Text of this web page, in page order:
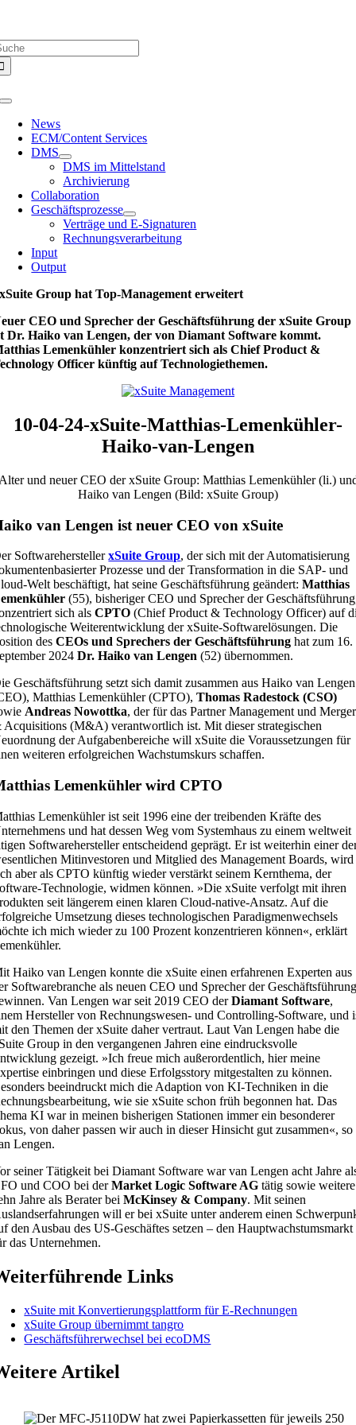
springen
Toggle
Navigation
News
ECM/Content Services
DMS
DMS im Mittelstand
Archivierung
Collaboration
Geschäftsprozesse
Verträge und E-Signaturen
Rechnungsverarbeitung
Input
Output
xSuite Group hat Top-Management erweitert
CEO und Sprecher der Geschäftsführung der xSuite Group
Dr. Haiko van Lengen, der von Diamant Software kommt.
Lemenkühler konzentriert sich als Chief Product &
Officer künftig auf Technologiethemen.
10-04-24-xSuite-Matthias-Lemenkühler-
Haiko-van-Lengen
und neuer CEO der xSuite Group: Matthias Lemenkühler (li.)
Haiko van Lengen (Bild: xSuite Group)
van Lengen ist neuer CEO von xSuite
SoftwareherstellerxSuite Group, der sich mit der Automatisierung
Prozesse und der Transformation in die SAP- und
Welt beschäftigt, hat seine Geschäftsführung geändert:Matthias
(55), bisheriger CEO und Sprecher der
sich alsCPTO (Chief Product & Technology Officer) auf
Weiterentwicklung der xSuite-Softwarelösungen. Die
desCEOs und Sprechers der Geschäftsführung hat zum 16.
2024Dr. Haiko van Lengen (52) übernommen.
Geschäftsführung setzt sich damit zusammen aus Haiko van Lengen
Matthias Lemenkühler (CPTO),Thomas Radestock (CSO)
Andreas Nowottka, der für das Partner Management und
Acquisitions (M&A) verantwortlich ist. Mit dieser strategischen
der Aufgabenbereiche will xSuite die Voraussetzungen für
weiteren erfolgreichen Wachstumskurs schaffen.
Lemenkühler wird CPTO
Lemenkühler ist seit 1996 eine der treibenden Kräfte des
und hat dessen Weg vom Systemhaus zu einem weltweit
Softwarehersteller entscheidend geprägt. Er ist weiterhin einer
Mitinvestoren und Mitglied des Management Boards, wird
aber als CPTO künftig wieder verstärkt seinem Kernthema, der
Technologie, widmen können. »Die xSuite verfolgt mit ihren
seit längerem einen klaren Cloud-native-Ansatz. Auf die
Umsetzung dieses technologischen Paradigmenwechsels
ich mich wieder zu 100 Prozent konzentrieren können«, erklärt
Haiko van Lengen konnte die xSuite einen erfahrenen Experten aus
Softwarebranche als neuen CEO und Sprecher der
Van Lengen war seit 2019 CEO derDiamant Software,
Hersteller von Rechnungswesen- und Controlling-Software, und
den Themen der xSuite daher vertraut. Laut Van Lengen habe die
Group in den vergangenen Jahren eine eindrucksvolle
gezeigt. »Ich freue mich außerordentlich, hier meine
einbringen und diese Erfolgsstory mitgestalten zu können.
beeindruckt mich die Adaption von KI-Techniken in die
wie sie xSuite schon früh begonnen hat. Das
KI war in meinen bisherigen Stationen immer ein besonderer
von daher passen wir auch in dieser Hinsicht gut zusammen«, so
Lengen.
seiner Tätigkeit bei Diamant Software war van Lengen acht Jahre
und COO bei derMarket Logic Software AG tätig sowie weitere
Jahre als Berater beiMcKinsey & Company. Mit seinen
will er bei xSuite unter anderem einen
den Ausbau des US-Geschäftes setzen – den Hauptwachstumsmarkt
das Unternehmen.
Links
xSuite mit Konvertierungsplattform für E-Rechnungen
xSuite Group übernimmt tangro
Geschäftsführerwechsel bei ecoDMS
Artikel